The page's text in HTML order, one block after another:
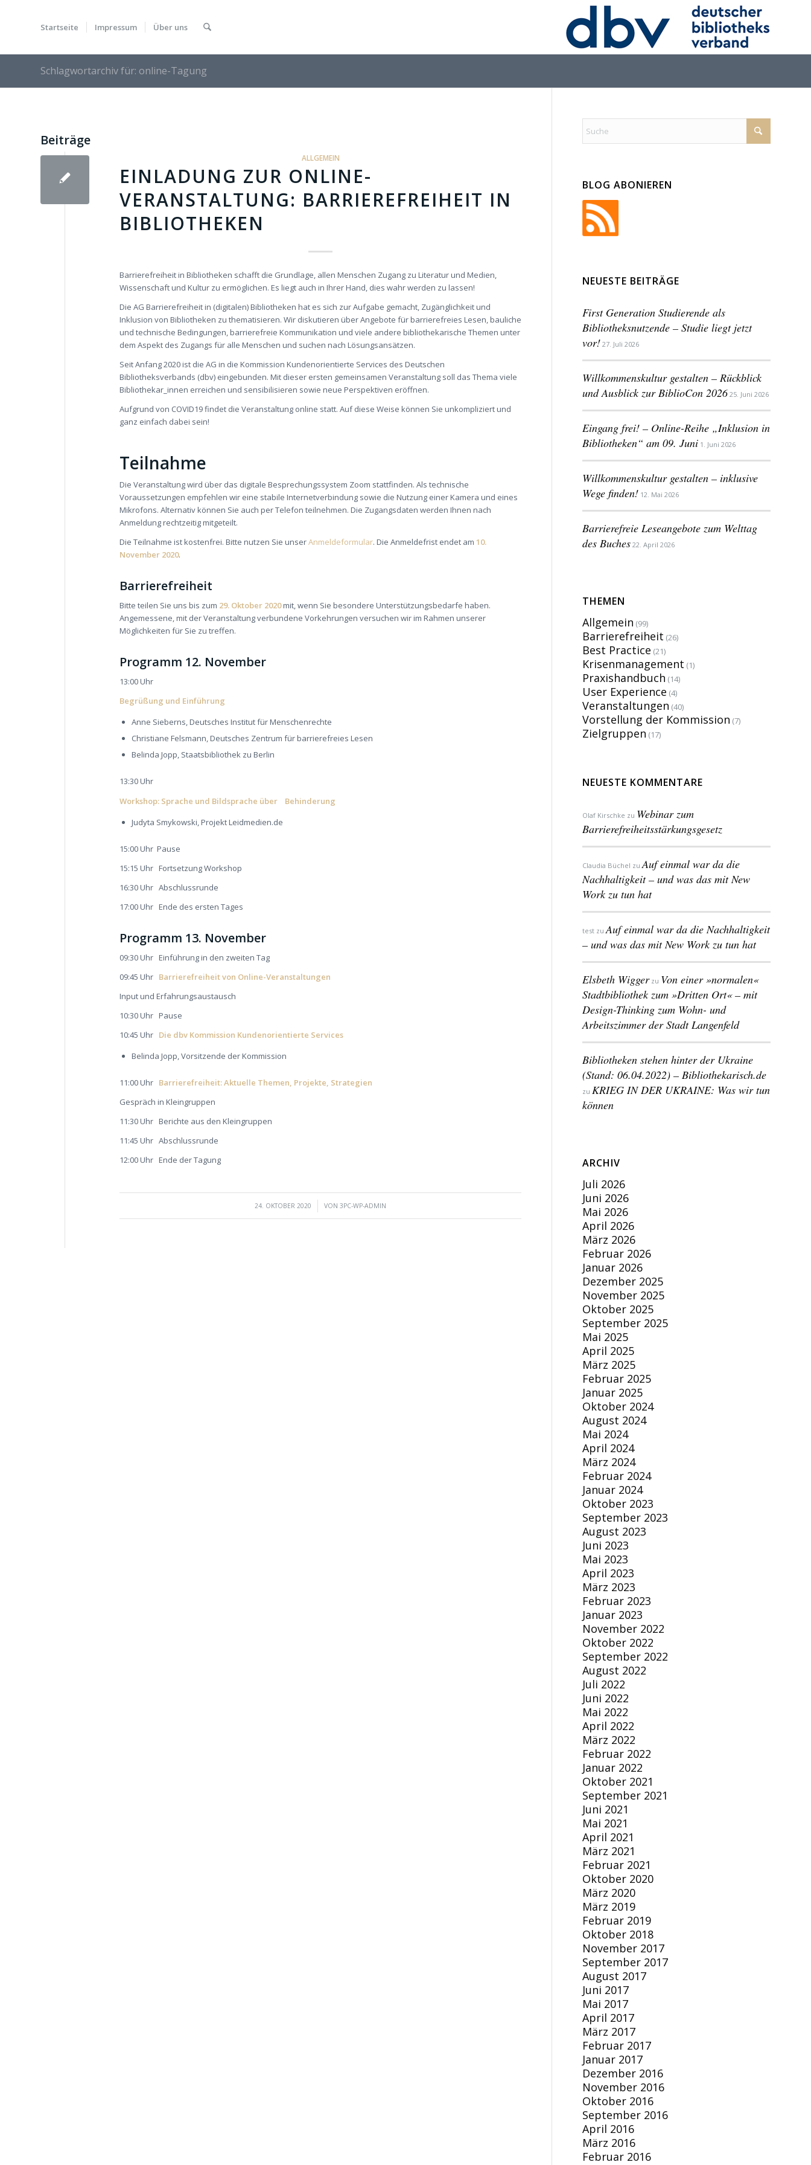
Startseite Impressum Über uns
Schlagwortarchiv für: online-Tagung
Beiträge
ALLGEMEIN
EINLADUNG ZUR ONLINE-
VERANSTALTUNG: BARRIEREFREIHEIT IN
BIBLIOTHEKEN
Barrierefreiheit in Bibliotheken schafft die Grundlage, allen Menschen Zugang zu Literatur und Medien,
Wissenschaft und Kultur zu ermöglichen. Es liegt auch in Ihrer Hand, dies wahr werden zu lassen!
Die AG Barrierefreiheit in (digitalen) Bibliotheken hat es sich zur Aufgabe gemacht, Zugänglichkeit und
Inklusion von Bibliotheken zu thematisieren. Wir diskutieren über Angebote für barrierefreies Lesen, bauliche
und technische Bedingungen, barrierefreie Kommunikation und viele andere bibliothekarische Themen unter
dem Aspekt des Zugangs für alle Menschen und suchen nach Lösungsansätzen.
Seit Anfang 2020 ist die AG in die Kommission Kundenorientierte Services des Deutschen
Bibliotheksverbands (dbv) eingebunden. Mit dieser ersten gemeinsamen Veranstaltung soll das Thema viele
Bibliothekar_innen erreichen und sensibilisieren sowie neue Perspektiven eröffnen.
Aufgrund von COVID19 findet die Veranstaltung online statt. Auf diese Weise können Sie unkompliziert und
ganz einfach dabei sein!
Teilnahme
Die Veranstaltung wird über das digitale Besprechungssystem Zoom stattfinden. Als technische
Voraussetzungen empfehlen wir eine stabile Internetverbindung sowie die Nutzung einer Kamera und eines
Mikrofons. Alternativ können Sie auch per Telefon teilnehmen. Die Zugangsdaten werden Ihnen nach
Anmeldung rechtzeitig mitgeteilt.
Die Teilnahme ist kostenfrei. Bitte nutzen Sie unserAnmeldeformular. Die Anmeldefrist endet am 10.
November 2020.
Barrierefreiheit
Bitte teilen Sie uns bis zum 29. Oktober 2020mit, wenn Sie besondere Unterstützungsbedarfe haben.
Angemessene, mit der Veranstaltung verbundene Vorkehrungen versuchen wir im Rahmen unserer
Möglichkeiten für Sie zu treffen.
Programm 12. November
13:00 Uhr
Begrüßung und Einführung
Anne Sieberns, Deutsches Institut für Menschenrechte
Christiane Felsmann, Deutsches Zentrum für barrierefreies Lesen
Belinda Jopp, Staatsbibliothek zu Berlin
13:30 Uhr
Workshop: Sprache und Bildsprache über Behinderung
Judyta Smykowski, Projekt Leidmedien.de
15:00 Uhr Pause
15:15 Uhr Fortsetzung Workshop
16:30 Uhr Abschlussrunde
17:00 Uhr Ende des ersten Tages
Programm 13. November
09:30 Uhr Einführung in den zweiten Tag
09:45 Uhr Barrierefreiheit von Online-Veranstaltungen
Input und Erfahrungsaustausch
10:30 Uhr Pause
10:45 Uhr Die dbv Kommission Kundenorientierte Services
Belinda Jopp, Vorsitzende der Kommission
11:00 Uhr Barrierefreiheit: Aktuelle Themen, Projekte, Strategien
Gespräch in Kleingruppen
11:30 Uhr Berichte aus den Kleingruppen
11:45 Uhr Abschlussrunde
12:00 Uhr Ende der Tagung
24. OKTOBER 2020
/ VON 3PC-WP-ADMIN
BLOG ABONIEREN
NEUESTE BEITRÄGE
First Generation Studierende als
Bibliotheksnutzende – Studie liegt jetzt
vor! 27. Juli 2026
Willkommenskultur gestalten – Rückblick
und Ausblick zur BiblioCon 2026 25. Juni 2026
Eingang frei! – Online-Reihe „Inklusion in
Bibliotheken“ am 09. Juni 1. Juni 2026
Willkommenskultur gestalten – inklusive
Wege finden! 12. Mai 2026
Barrierefreie Leseangebote zum Welttag
des Buches 22. April 2026
THEMEN
Allgemein (99)
Barrierefreiheit (26)
Best Practice (21)
Krisenmanagement (1)
Praxishandbuch (14)
User Experience (4)
Veranstaltungen (40)
Vorstellung der Kommission (7)
Zielgruppen (17)
NEUESTE KOMMENTARE
Olaf Kirschke zu Webinar zum
Barrierefreiheitsstärkungsgesetz
Claudia Büchel zuAuf einmal war da die
Nachhaltigkeit – und was das mit New
Work zu tun hat
test zuAuf einmal war da die Nachhaltigkeit
– und was das mit New Work zu tun hat
Elsbeth Wiggerzu Von einer »normalen«
Stadtbibliothek zum »Dritten Ort« – mit
Design-Thinking zum Wohn- und
Arbeitszimmer der Stadt Langenfeld
Bibliotheken stehen hinter der Ukraine
(Stand: 06.04.2022) – Bibliothekarisch.de
zu KRIEG IN DER UKRAINE: Was wir tun
können
ARCHIV
Juli 2026
Juni 2026
Mai 2026
April 2026
März 2026
Februar 2026
Januar 2026
Dezember 2025
November 2025
Oktober 2025
September 2025
Mai 2025
April 2025
März 2025
Februar 2025
Januar 2025
Oktober 2024
August 2024
Mai 2024
April 2024
März 2024
Februar 2024
Januar 2024
Oktober 2023
September 2023
August 2023
Juni 2023
Mai 2023
April 2023
März 2023
Februar 2023
Januar 2023
November 2022
Oktober 2022
September 2022
August 2022
Juli 2022
Juni 2022
Mai 2022
April 2022
März 2022
Februar 2022
Januar 2022
Oktober 2021
September 2021
Juni 2021
Mai 2021
April 2021
März 2021
Februar 2021
Oktober 2020
März 2020
März 2019
Februar 2019
Oktober 2018
November 2017
September 2017
August 2017
Juni 2017
Mai 2017
April 2017
März 2017
Februar 2017
Januar 2017
Dezember 2016
November 2016
Oktober 2016
September 2016
April 2016
März 2016
Februar 2016